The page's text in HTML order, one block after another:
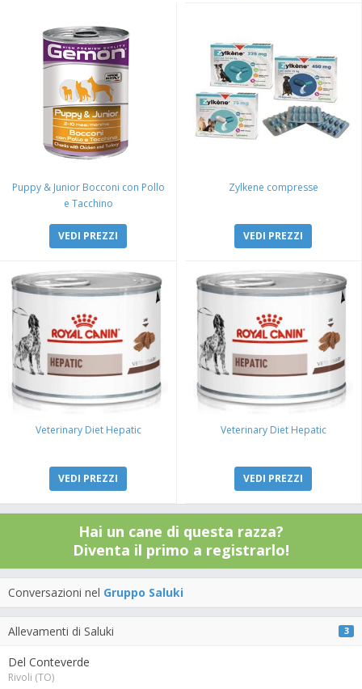
Puppy & Junior Bocconi con Pollo
e Tacchino
VEDI PREZZI
Zylkene compresse
VEDI PREZZI
Veterinary Diet Hepatic
VEDI PREZZI
Veterinary Diet Hepatic
VEDI PREZZI
Hai un cane di questa razza?
Diventa il primo a registrarlo!
Conversazioni nel Gruppo Saluki
Allevamenti di Saluki 3
Del Conteverde
Rivoli (TO)